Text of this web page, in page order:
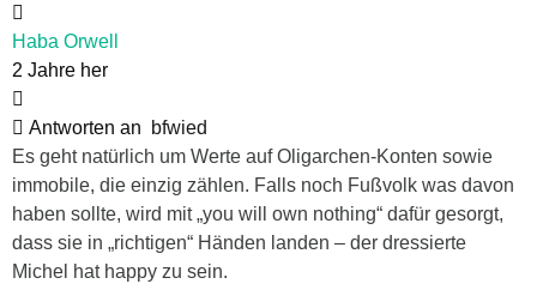
Haba Orwell
2 Jahre her
Antworten an
bfwied
Es geht natürlich um Werte auf Oligarchen-Konten sowie
immobile, die einzig zählen. Falls noch Fußvolk was davon
haben sollte, wird mit „you will own nothing“ dafür gesorgt,
dass sie in „richtigen“ Händen landen – der dressierte
Michel hat happy zu sein.